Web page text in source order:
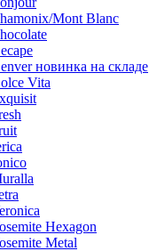
Mont Blanc
новинка на складе
Vita
Hexagon
Metal